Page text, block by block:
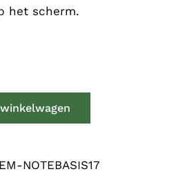
het scherm.
NOTEBASIS17